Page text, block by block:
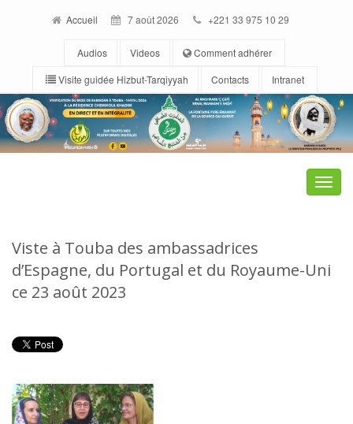
Accueil 7 août 2026 +221 33 975 10 29
Audios Videos
Comment adhérer
Visite guidée Hizbut-Tarqiyyah
Contacts Intranet
Toggle
Viste à Touba des ambassadrices
d’Espagne, du Portugal et du Royaume-Uni
ce 23 août 2023